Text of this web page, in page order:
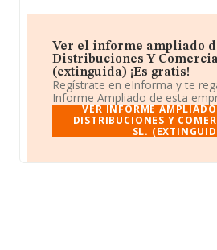
Ver el informe ampliado
Distribuciones Y
(extinguida) ¡Es gratis!
Regístrate en eInforma y te
Informe Ampliado de esta
VER INFORME
DISTRIBUCIONES Y
SL.